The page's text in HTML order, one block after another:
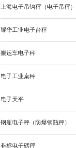
上海电子吊钩秤（电子吊秤）
耀华工业电子台秤
搬运车电子秤
电子工业桌秤
电子天平
钢瓶电子秤（防爆钢瓶秤）
非标电子磅秤